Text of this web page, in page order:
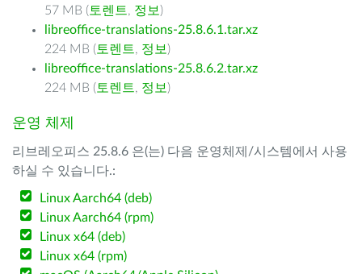
57 MB ( 토렌트, 정보 )
libreoffice-translations-25.8.6.1.tar.xz
224 MB ( 토렌트, 정보 )
libreoffice-translations-25.8.6.2.tar.xz
224 MB ( 토렌트, 정보 )
운영 체제
리브레오피스 25.8.6 은(는) 다음 운영체제/시스템에서 사용
하실 수 있습니다.:
Linux Aarch64 (deb)
Linux Aarch64 (rpm)
Linux x64 (deb)
Linux x64 (rpm)